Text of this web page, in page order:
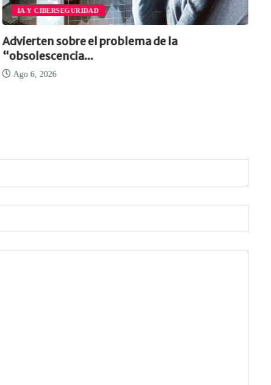
IA Y CIBERSEGURIDAD
Advierten sobre el problema de la
“obsolescencia...
Ago 6, 2026